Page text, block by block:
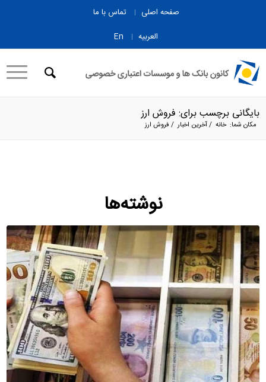
صفحه اصلی
تماس با ما
العربیه
En
بایگانی برچسب برای: فروش ارز
مکان شما: خانه /آخرین اخبار / فروش ارز
نوشته‌ها